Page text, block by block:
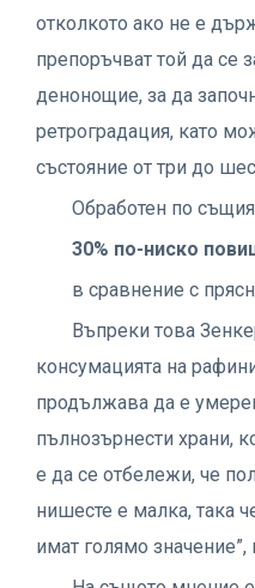
отколкото ако не е
препоръчват той да се
денонощие, за да
ретроградация, като
състояние от три до
Обработен по
30% по-ниско
в сравнение с
Въпреки това
консумацията на
продължава да е
пълнозърнести храни,
е да се отбележи, че
нишесте е малка, така
имат голямо значение”,